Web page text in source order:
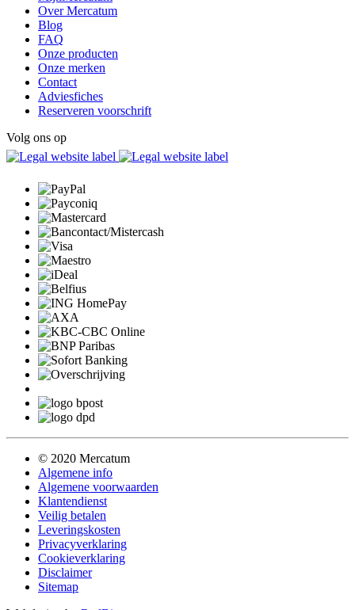
Over Mercatum
Blog
FAQ
Onze producten
Onze merken
Contact
Adviesfiches
Reserveren voorschrift
Volg ons op
© 2020 Mercatum
Algemene info
Algemene voorwaarden
Klantendienst
Veilig betalen
Leveringskosten
Privacyverklaring
Cookieverklaring
Disclaimer
Sitemap